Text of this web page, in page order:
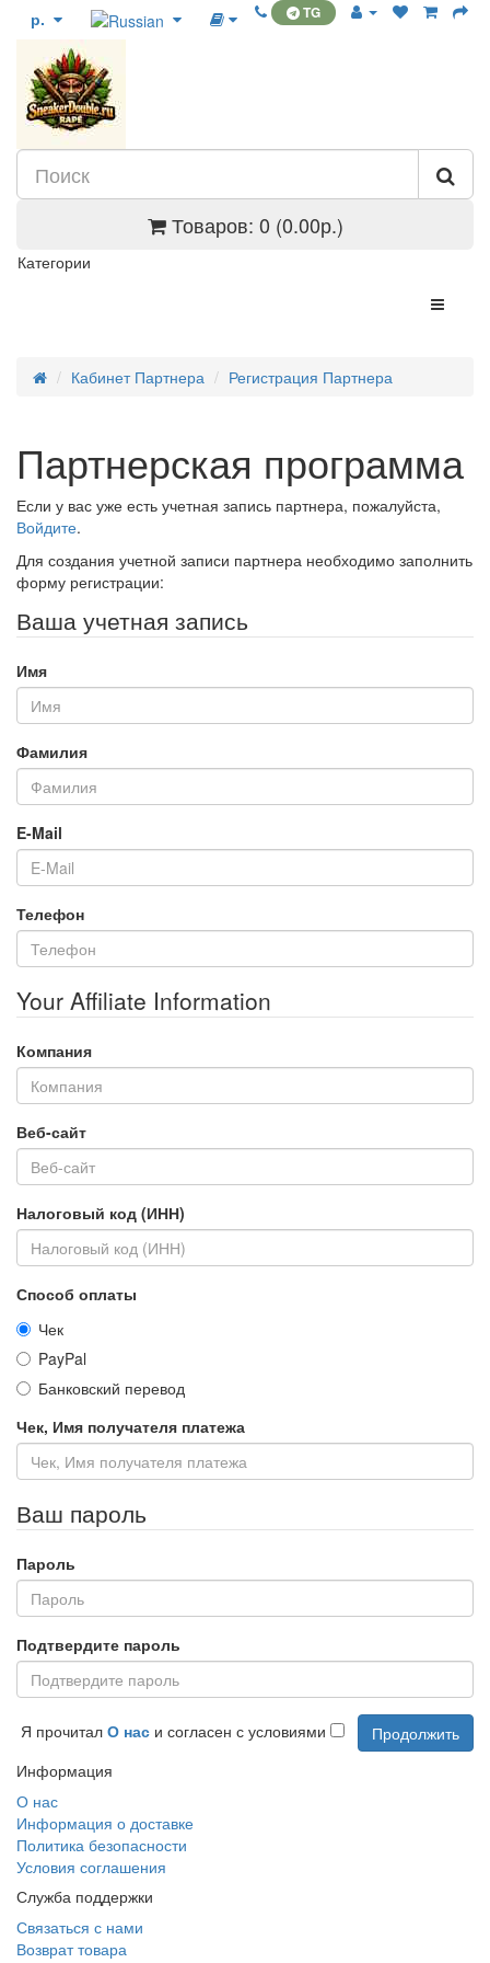
р. TG
Товаров: 0 (0.00р.)
Категории
Кабинет Партнера Регистрация Партнера
Партнерская программа
Если у вас уже есть учетная запись партнера, пожалуйста,
Войдите.
Для создания учетной записи партнера необходимо заполнить
форму регистрации:
Ваша учетная запись
Имя
Фамилия
E-Mail
Телефон
Your Affiliate Information
Компания
Веб-сайт
Налоговый код (ИНН)
Способ оплаты
Чек
PayPal
Банковский перевод
Чек, Имя получателя платежа
Ваш пароль
Пароль
Подтвердите пароль
Я прочитал О нас и согласен с условиями
Информация
О нас
Информация о доставке
Политика безопасности
Условия соглашения
Служба поддержки
Связаться с нами
Возврат товара